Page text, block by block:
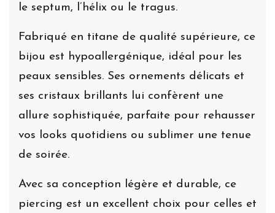
le septum, l’hélix ou le tragus.
Fabriqué en titane de qualité supérieure, ce
bijou est hypoallergénique, idéal pour les
peaux sensibles. Ses ornements délicats et
ses cristaux brillants lui confèrent une
allure sophistiquée, parfaite pour rehausser
vos looks quotidiens ou sublimer une tenue
de soirée.
Avec sa conception légère et durable, ce
piercing est un excellent choix pour celles et